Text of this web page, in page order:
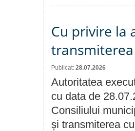
Cu privire la
Publicat: 28.07.2026
Autoritatea
cu data de
Consiliului
și transmiterea